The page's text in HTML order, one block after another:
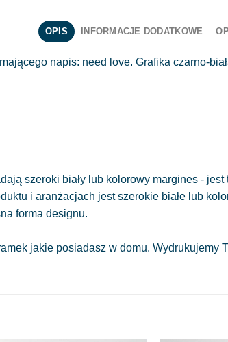
OPIS INFORMACJE DODATKOWE
napis: need love. Grafika czarno-
szeroki biały lub kolorowy margines -
i aranżacjach jest szerokie białe lub
forma designu.
jakie posiadasz w domu. Wydrukujemy